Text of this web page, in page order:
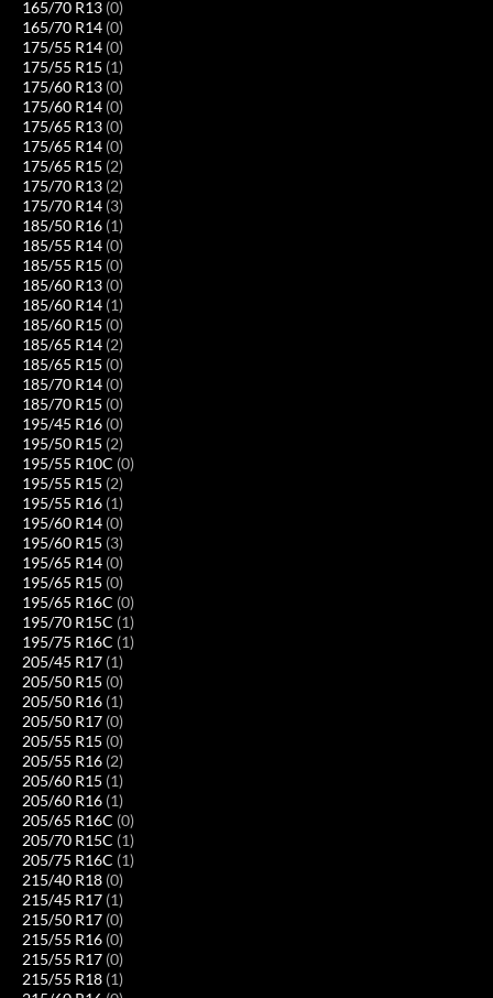
165/70 R13 (0)
165/70 R14 (0)
175/55 R14 (0)
175/55 R15 (1)
175/60 R13 (0)
175/60 R14 (0)
175/65 R13 (0)
175/65 R14 (0)
175/65 R15 (2)
175/70 R13 (2)
175/70 R14 (3)
185/50 R16 (1)
185/55 R14 (0)
185/55 R15 (0)
185/60 R13 (0)
185/60 R14 (1)
185/60 R15 (0)
185/65 R14 (2)
185/65 R15 (0)
185/70 R14 (0)
185/70 R15 (0)
195/45 R16 (0)
195/50 R15 (2)
195/55 R10C (0)
195/55 R15 (2)
195/55 R16 (1)
195/60 R14 (0)
195/60 R15 (3)
195/65 R14 (0)
195/65 R15 (0)
195/65 R16C (0)
195/70 R15C (1)
195/75 R16C (1)
205/45 R17 (1)
205/50 R15 (0)
205/50 R16 (1)
205/50 R17 (0)
205/55 R15 (0)
205/55 R16 (2)
205/60 R15 (1)
205/60 R16 (1)
205/65 R16C (0)
205/70 R15C (1)
205/75 R16C (1)
215/40 R18 (0)
215/45 R17 (1)
215/50 R17 (0)
215/55 R16 (0)
215/55 R17 (0)
215/55 R18 (1)